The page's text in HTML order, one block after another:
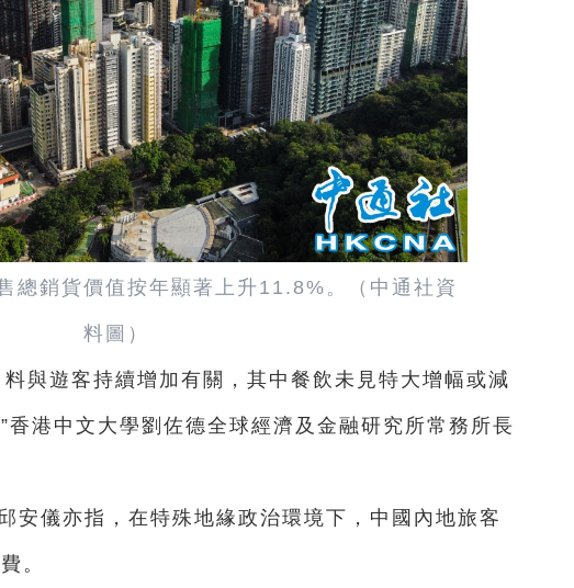
總銷貨價值按年顯著上升11.8%。（中通社資
料圖）
與遊客持續增加有關，其中餐飲未見特大增幅或減
香港中文大學劉佐德全球經濟及金融研究所常務所長
安儀亦指，在特殊地緣政治環境下，中國內地旅客
。